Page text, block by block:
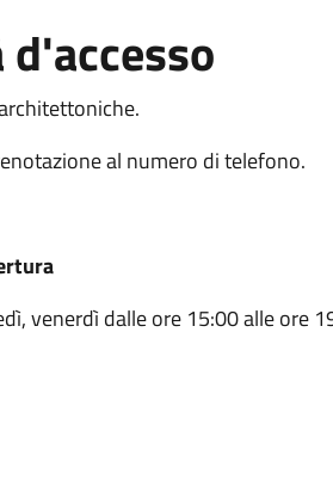
al numero di telefono.
venerdì dalle ore 15:00 alle ore